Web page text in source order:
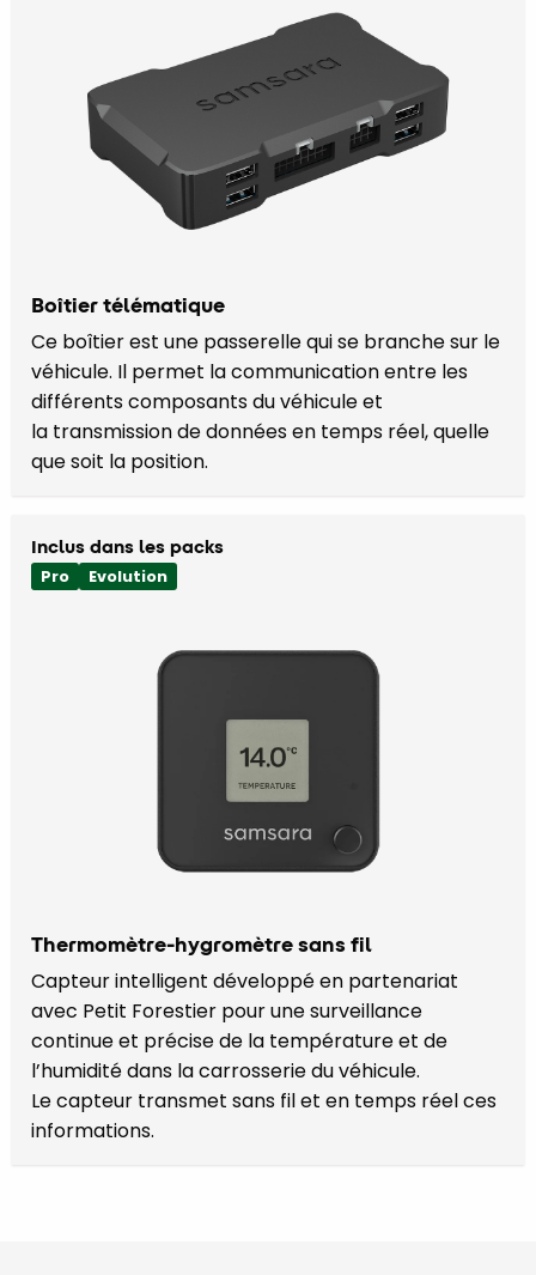
Boîtier télématique
Ce boîtier est une passerelle qui se branche sur le
véhicule. Il permet la communication entre les
différents composants du véhicule et
la transmission de données en temps réel, quelle
que soit la position.
Inclus dans les packs
Pro Evolution
Thermomètre-hygromètre sans fil
Capteur intelligent développé en partenariat
avec Petit Forestier pour une surveillance
continue et précise de la température et de
l’humidité dans la carrosserie du véhicule.
Le capteur transmet sans fil et en temps réel ces
informations.